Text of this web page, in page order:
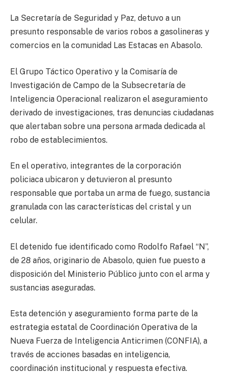
La Secretaría de Seguridad y Paz, detuvo a un
presunto responsable de varios robos a gasolineras y
comercios en la comunidad Las Estacas en Abasolo.
El Grupo Táctico Operativo y la Comisaría de
Investigación de Campo de la Subsecretaría de
Inteligencia Operacional realizaron el aseguramiento
derivado de investigaciones, tras denuncias ciudadanas
que alertaban sobre una persona armada dedicada al
robo de establecimientos.
En el operativo, integrantes de la corporación
policiaca ubicaron y detuvieron al presunto
responsable que portaba un arma de fuego, sustancia
granulada con las características del cristal y un
celular.
El detenido fue identificado como Rodolfo Rafael “N”,
de 28 años, originario de Abasolo, quien fue puesto a
disposición del Ministerio Público junto con el arma y
sustancias aseguradas.
Esta detención y aseguramiento forma parte de la
estrategia estatal de Coordinación Operativa de la
Nueva Fuerza de Inteligencia Anticrimen (CONFIA), a
través de acciones basadas en inteligencia,
coordinación institucional y respuesta efectiva.